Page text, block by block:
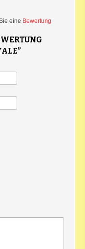
eine Bewertung